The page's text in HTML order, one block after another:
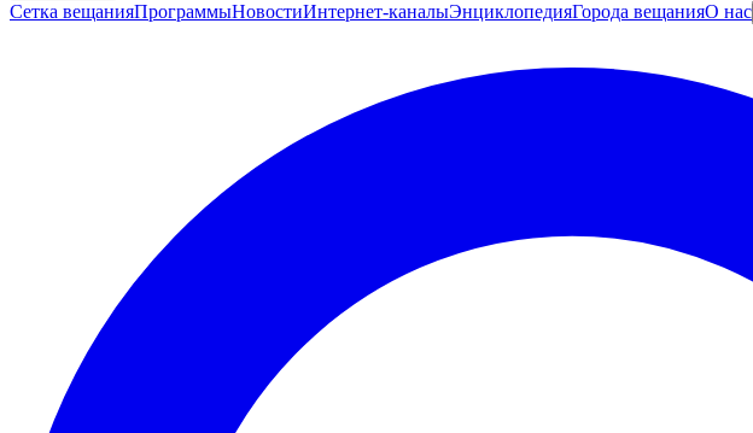
Сетка вещанияПрограммыНовостиИнтернет-каналыЭнциклопедияГорода вещанияО нас